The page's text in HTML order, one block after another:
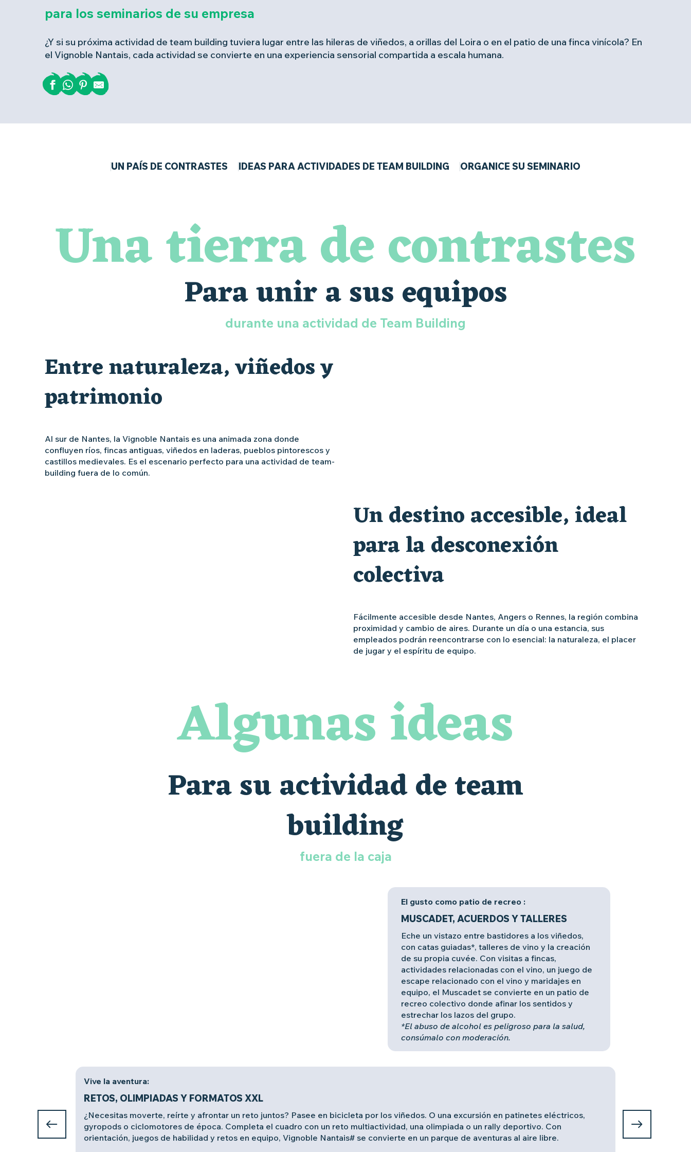
para los seminarios de su empresa
¿Y si su próxima actividad de team building tuviera lugar entre las hileras de viñedos, a orillas del Loira o en el patio de una finca vinícola? En
el Vignoble Nantais, cada actividad se convierte en una experiencia sensorial compartida a escala humana.
UN PAÍS DE CONTRASTES IDEAS PARA ACTIVIDADES DE TEAM BUILDING ORGANICE SU SEMINARIO
Una tierra de contrastes
Para unir a sus equipos
durante una actividad de Team Building
Entre naturaleza, viñedos y
patrimonio
Al sur de Nantes, la Vignoble Nantais es una animada zona donde
confluyen ríos, fincas antiguas, viñedos en laderas, pueblos pintorescos y
castillos medievales. Es el escenario perfecto para una actividad de team-
building fuera de lo común.
Un destino accesible, ideal
para la desconexión
colectiva
Fácilmente accesible desde Nantes, Angers o Rennes, la región combina
proximidad y cambio de aires. Durante un día o una estancia, sus
empleados podrán reencontrarse con lo esencial: la naturaleza, el placer
de jugar y el espíritu de equipo.
Algunas ideas
Para su actividad de team
building
fuera de la caja
El gusto como patio de recreo :
MUSCADET, ACUERDOS Y TALLERES
Eche un vistazo entre bastidores a los viñedos,
con catas guiadas*, talleres de vino y la creación
de su propia cuvée. Con visitas a fincas,
actividades relacionadas con el vino, un juego de
escape relacionado con el vino y maridajes en
equipo, el Muscadet se convierte en un patio de
recreo colectivo donde afinar los sentidos y
estrechar los lazos del grupo.
*El abuso de alcohol es peligroso para la salud,
consúmalo con moderación.
Vive la aventura:
RETOS, OLIMPIADAS Y FORMATOS XXL
¿Necesitas moverte, reírte y afrontar un reto juntos? Pasee en bicicleta por los viñedos. O una excursión en patinetes eléctricos,
gyropods o ciclomotores de época. Completa el cuadro con un reto multiactividad, una olimpiada o un rally deportivo. Con
orientación, juegos de habilidad y retos en equipo, Vignoble Nantais# se convierte en un parque de aventuras al aire libre.
disfrutar de la
de Château-